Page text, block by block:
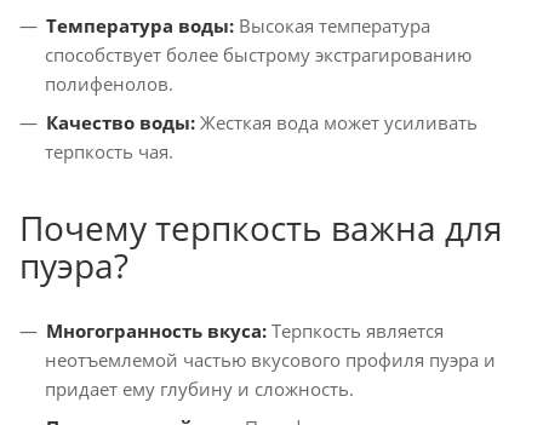
Температура воды: Высокая температура
способствует более быстрому экстрагированию
полифенолов.
Качество воды: Жесткая вода может усиливать
терпкость чая.
Почему терпкость важна для
пуэра?
Многогранность вкуса: Терпкость является
неотъемлемой частью вкусового профиля пуэра и
придает ему глубину и сложность.